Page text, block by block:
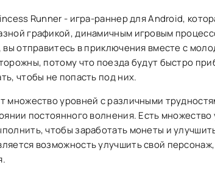
Runner - игра-раннер для Android,
графикой, динамичным игровым
вы отправитесь в приключения вместе с
потому что поезда будут быстро
чтобы не попасть под них.
множество уровней с различными
постоянного волнения. Есть
чтобы заработать монеты и
возможность улучшить свой